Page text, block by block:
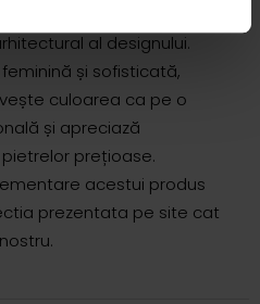
al designului.
și sofisticată,
culoarea ca pe o
și apreciază
prețioase.
acestui produs
prezentata pe site cat